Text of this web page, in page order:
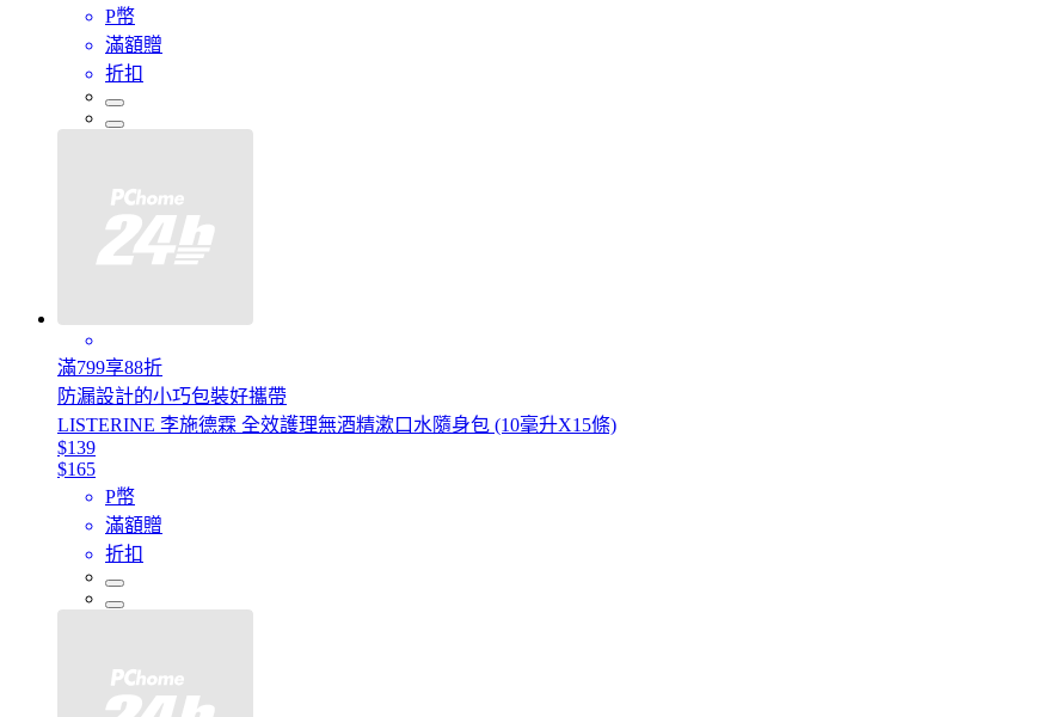
P幣
滿額贈
折扣
滿799享88折
防漏設計的小巧包裝好攜帶
LISTERINE 李施德霖 全效護理無酒精漱口水隨身包 (10毫升X15條)
$139
$165
P幣
滿額贈
折扣